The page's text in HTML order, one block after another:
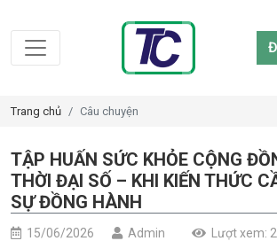
Trang chủ Câu chuyện
TẬP HUẤN SỨC KHỎE CỘNG
THỜI ĐẠI SỐ – KHI KIẾN THỨC
SỰ ĐỒNG HÀNH
15/06/2026 Admin Lượt xem: